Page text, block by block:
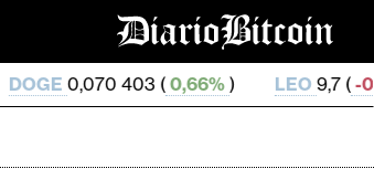
0,66%) LEO 9,7 (-0,69% ZEC